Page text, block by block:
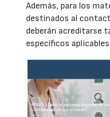
Además, para los
destinados al
deberán acreditarse
específicos